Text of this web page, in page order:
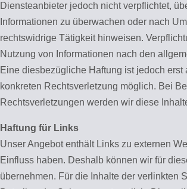
Diensteanbieter jedoch nicht verpflichtet,
Informationen zu überwachen oder nach
rechtswidrige Tätigkeit hinweisen.
Nutzung von Informationen nach den
Eine diesbezügliche Haftung ist jedoch
konkreten Rechtsverletzung möglich. Bei
Rechtsverletzungen werden wir diese
Haftung für Links
Unser Angebot enthält Links zu externen
Einfluss haben. Deshalb können wir für
übernehmen. Für die Inhalte der verlinkten